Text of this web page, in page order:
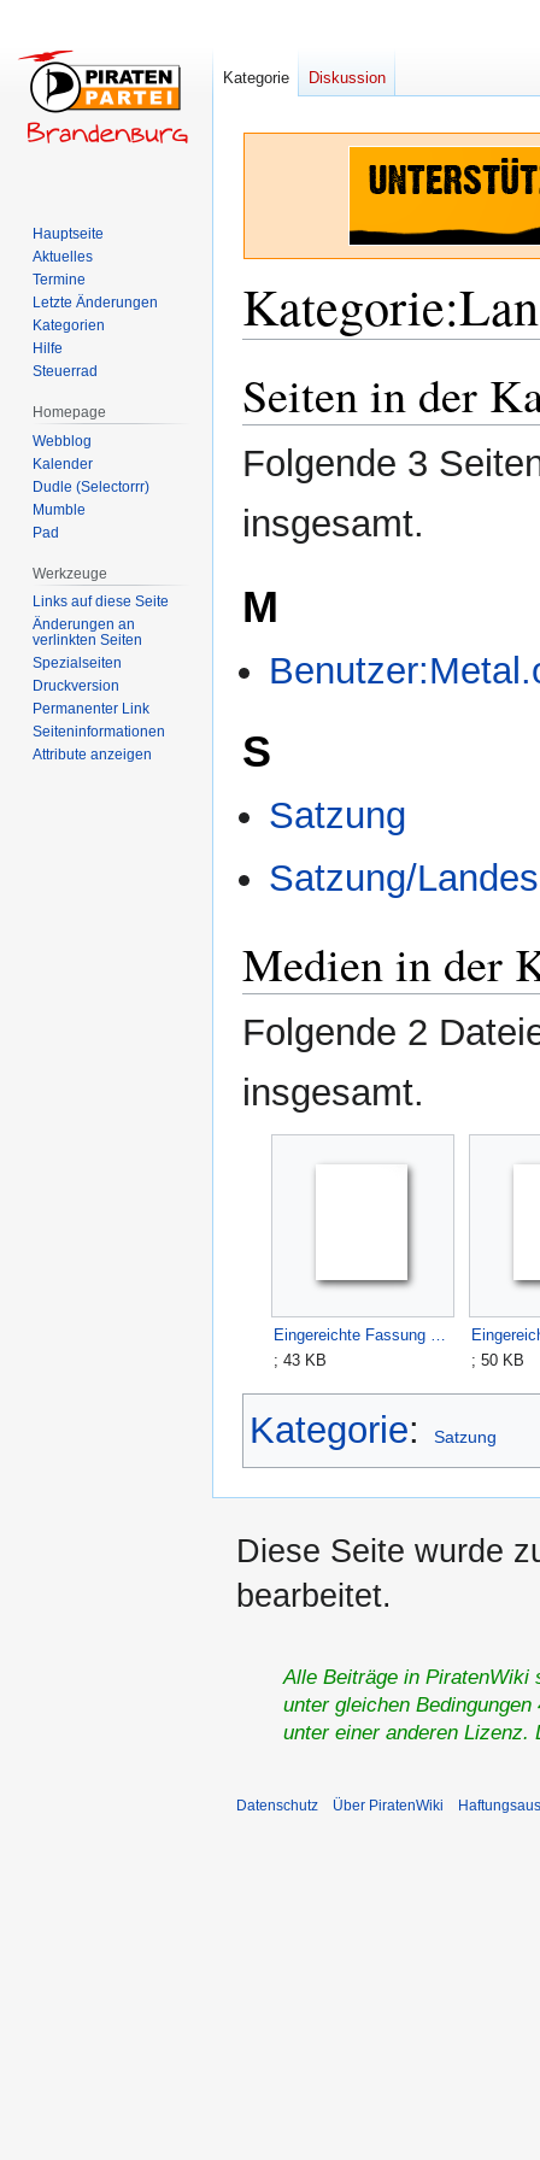
Kategorie:
Navigation
springen
Suche
springen
Seiten in der
Folgende 3
insgesamt.
M
S
Satzung
Satzung/
Medien in der
Folgende 2
insgesamt.
; 43 KB
; 50 KB
Kategorie: Satzung
Kategorie Diskussion
Hauptseite
Aktuelles
Termine
Letzte Änderungen
Kategorien
Hilfe
Steuerrad
Homepage
Webblog
Kalender
Dudle (Selectorrr)
Mumble
Pad
Werkzeuge
Links auf diese Seite
Änderungen an
verlinkten Seiten
Spezialseiten
Druckversion
Permanenter Link
Seiten­­informationen
Attribute anzeigen
Diese Seite wurde
bearbeitet.
Alle Beiträge in PiratenWiki
unter gleichen
unter einer anderen
Datenschutz Über PiratenWiki